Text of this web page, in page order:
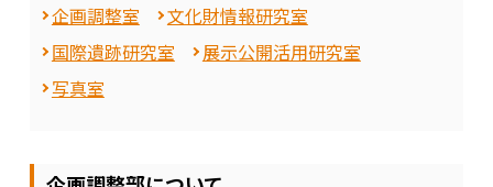
企画調整室
文化財情報研究室
国際遺跡研究室
展示公開活用研究室
写真室